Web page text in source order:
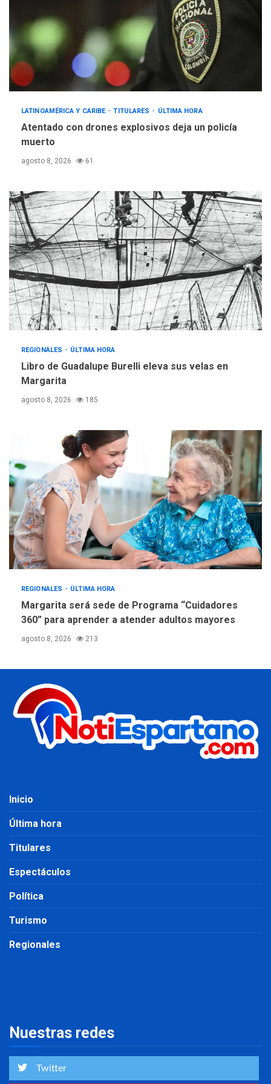
LATINOAMÉRICA Y CARIBE TITULARES ÚLTIMA HORA
Atentado con drones explosivos deja un policía
muerto
agosto 8, 2026 61
REGIONALES ÚLTIMA HORA
Libro de Guadalupe Burelli eleva sus velas en
Margarita
agosto 8, 2026 185
REGIONALES ÚLTIMA HORA
Margarita será sede de Programa “Cuidadores
360” para aprender a atender adultos mayores
agosto 8, 2026 213
Inicio
Última hora
Titulares
Espectáculos
Política
Turismo
Regionales
Nuestras redes
Twitter